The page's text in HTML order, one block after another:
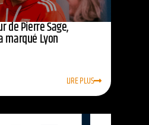
de Pierre Sage,
marqué Lyon
LIRE PLUS